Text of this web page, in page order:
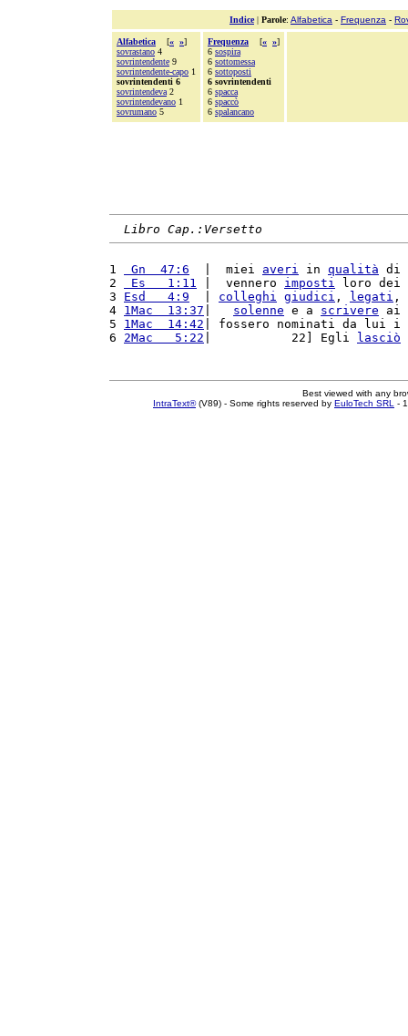
Indice| Parole: Alfabetica - Frequenza -
Alfabetica [« »]
sovrastano 4
sovrintendente 9
sovrintendente-capo 1
sovrintendenti 6
sovrintendeva 2
sovrintendevano 1
sovrumano 5
Frequenza [« »]
6 sospira
6 sottomessa
6 sottoposti
6 sovrintendenti
6 spacca
6 spaccò
6 spalancano
Libro Cap.:Versetto
1 Gn  47:6
  |  miei
averi in qualità di
2
Es   1:11 |  vennero imposti loro dei
3 Esd   4:9 colleghi giudici , legati ,
4 1Mac  13:37 solenne e a scrivere ai
5 1Mac  14:42 | fossero nominati da lui i
6 2Mac   5:22 |           22] Egli lasciò
Best viewed with any
IntraText®(V89) - Some rights reserved by EuloTech SRL -